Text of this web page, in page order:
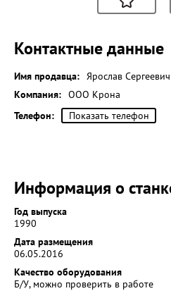
Контактные данные
Имя продавца: Ярослав Сергеевич
Компания: ООО Крона
Телефон:
Показать телефон
Информация о
Год выпуска
1990
Дата размещения
06.05.2016
Качество оборудования
Б/У, можно проверить в работе